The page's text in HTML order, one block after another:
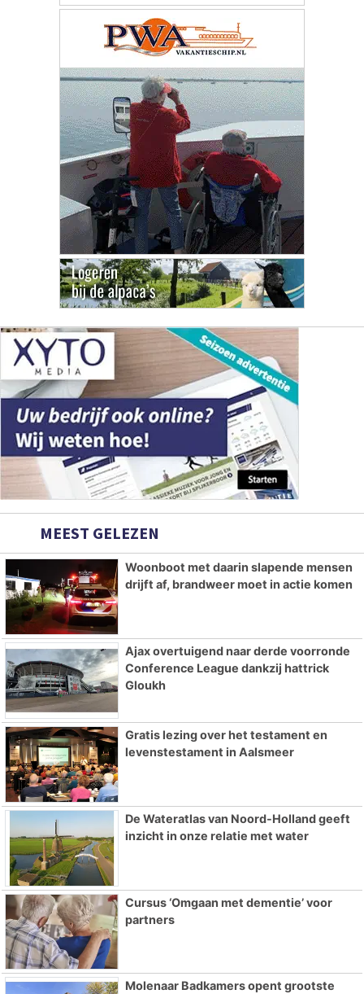
MEEST GELEZEN
Woonboot met daarin slapende mensen
drijft af, brandweer moet in actie komen
Ajax overtuigend naar derde voorronde
Conference League dankzij hattrick
Gloukh
Gratis lezing over het testament en
levenstestament in Aalsmeer
De Wateratlas van Noord-Holland geeft
inzicht in onze relatie met water
Cursus ‘Omgaan met dementie’ voor
partners
Molenaar Badkamers opent grootste